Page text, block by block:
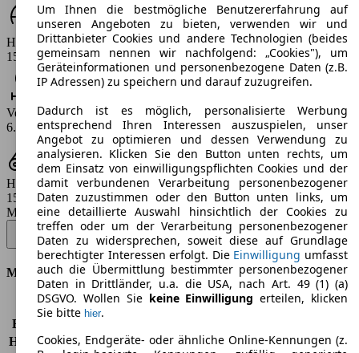
Höchstgeschwindigkeit (km/h)
153 - 181 km/h
Verbrauch
6.1 - 7.3 l/100km
Hubraum
1598 ccm
Modellbezeichnung:
Trafic 1.6 dCi 140 L1H1 Komfort - 103 KW (140 PS) (2014/06 -
2016/04)▼
Motor & Leistung
KW (PS)
103 kW (140 PS)
Beschleunigung (0-100 km/h)
Höchstgeschwindigkeit (km/h) 180 km/h
Um Ihnen die bestmögliche Benutzererfahrung auf
unseren Angeboten zu bieten, verwenden wir und
Drittanbieter Cookies und andere Technologien (beides
gemeinsam nennen wir nachfolgend: „Cookies"), um
Geräteinformationen und personenbezogene Daten (z.B.
IP Adressen) zu speichern und darauf zuzugreifen.
Dadurch ist es möglich, personalisierte Werbung
entsprechend Ihren Interessen auszuspielen, unser
Angebot zu optimieren und dessen Verwendung zu
analysieren. Klicken Sie den Button unten rechts, um
dem Einsatz von einwilligungspflichten Cookies und der
damit verbundenen Verarbeitung personenbezogener
Daten zuzustimmen oder den Button unten links, um
eine detaillierte Auswahl hinsichtlich der Cookies zu
treffen oder um der Verarbeitung personenbezogener
Daten zu widersprechen, soweit diese auf Grundlage
berechtigter Interessen erfolgt. Die Einwilligung umfasst
auch die Übermittlung bestimmter personenbezogener
Daten in Drittländer, u.a. die USA, nach Art. 49 (1) (a)
DSGVO. Wollen Sie keine Einwilligung erteilen, klicken
Sie bitte hier.
Cookies, Endgeräte- oder ähnliche Online-Kennungen (z.